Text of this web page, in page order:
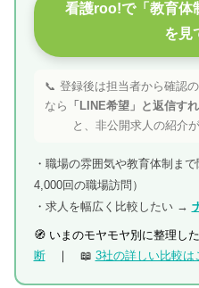
看護roo!で「教育体
を見
📞 登録後は担当者から確認
なら
「LINE希望」と返信す
と、非公開求人の紹介
・職場の雰囲気や教育体制ま
4,000回の職場訪問）
・求人を幅広く比較したい →
🧭 いまのモヤモヤ別に整理し
断｜ 📖 3社の詳しい比較は